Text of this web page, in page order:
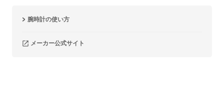
腕時計の使い方
メーカー公式サイト